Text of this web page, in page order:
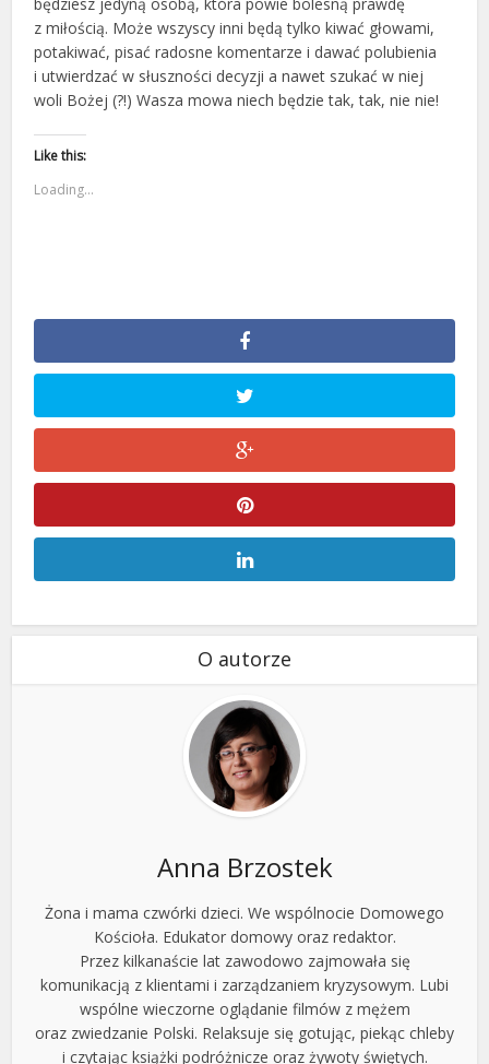
z miłością. Może wszyscy inni będą tylko kiwać głowami,
potakiwać, pisać radosne komentarze i dawać polubienia
i utwierdzać w słuszności decyzji a nawet szukać w niej
woli Bożej (?!) Wasza mowa niech będzie tak, tak, nie nie!
Like this:
Loading...
O autorze
Anna Brzostek
Żona i mama czwórki dzieci. We wspólnocie Domowego
Kościoła. Edukator domowy oraz redaktor.
Przez kilkanaście lat zawodowo zajmowała się
komunikacją z klientami i zarządzaniem kryzysowym. Lubi
wspólne wieczorne oglądanie filmów z mężem
oraz zwiedzanie Polski. Relaksuje się gotując, piekąc chleby
i czytając książki podróżnicze oraz żywoty świętych.